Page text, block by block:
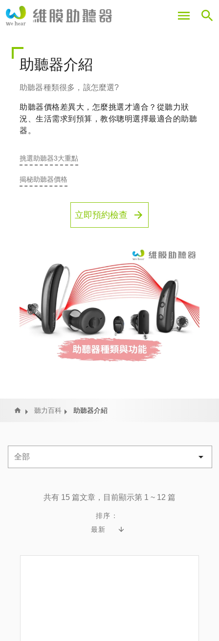
至
助聽器介紹
助聽器種類很多，該怎麼選?
助聽器價格差異大，怎麼挑選才適合？從聽力狀
況、生活需求到預算，教你聰明選擇最適合的助聽
器。
挑選助聽器3大重點
揭秘助聽器價格
立即預約檢查
Home 聽力百科 助聽器介紹
共有 15 篇文章，目前顯示第 1 ~ 12 篇
排序：